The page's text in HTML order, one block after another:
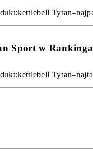
Sport w